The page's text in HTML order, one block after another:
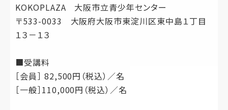
KOKOPLAZA 大阪市立青少年センター
〒533-0033 大阪府大阪市東淀川区東中島１丁目
１３－１３
■受講料
［会員］ 82,500円（税込）／名
［一般］110,000円（税込）／名